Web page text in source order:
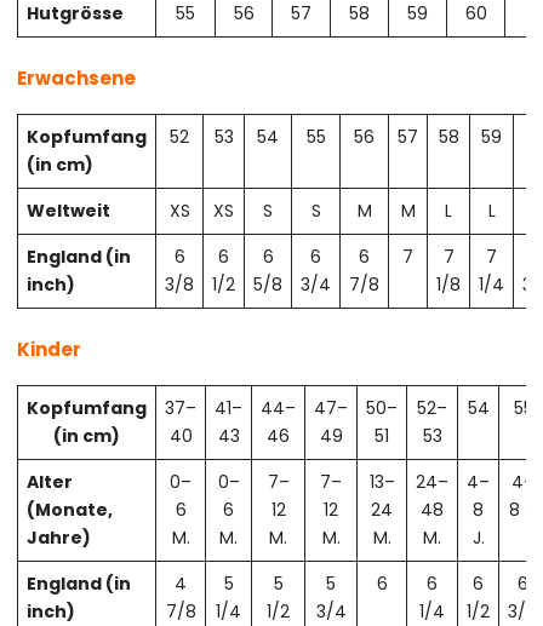
Hutgrösse
55 56 57 58 59 60
Erwachsene
Kopfumfang
(in cm)
52 53 54 55 56 57 58 59
Weltweit XS XS S S M M L L
England (in
inch)
6
3/8
6
1/2
6
5/8
6
3/4
6
7/8
7
7
1/8
7
1/4
Kinder
Kopfumfang
(in cm)
37–
40
41–
43
44–
46
47–
49
50–
51
52–
53
54 55
Alter
(Monate,
Jahre)
0–
6
M.
0–
6
M.
7–
12
M.
7–
12
M.
13–
24
M.
24–
48
M.
4–
8
J.
4–
8 J.
England (in
inch)
4
7/8
5
1/4
5
1/2
5
3/4
6
6
1/4
6
1/2
6
3/4